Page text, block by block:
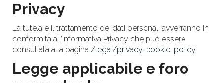
Privacy
La tutela e il trattamento dei dati personali avverranno in
conformità all’Informativa Privacy che può essere
consultata alla pagina /legal/privacy-cookie-policy
Legge applicabile e foro